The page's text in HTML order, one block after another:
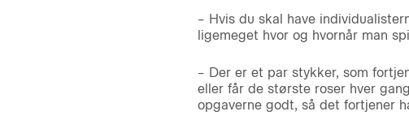
– Hvis du skal have
ligemeget hvor og hvornår man
– Der er et par stykker, som
eller får de største roser hver
opgaverne godt, så det fortjener